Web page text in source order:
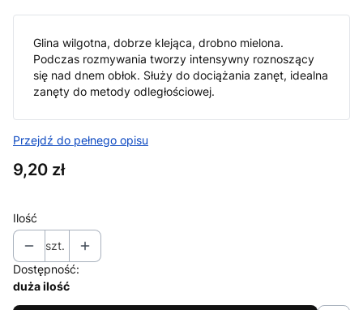
Glina wilgotna, dobrze klejąca, drobno mielona.
Podczas rozmywania tworzy intensywny roznoszący
się nad dnem obłok. Służy do dociążania zanęt, idealna
zanęty do metody odległościowej.
Przejdź do pełnego opisu
Cena
9,20 zł
Ilość
szt.
Dostępność:
duża ilość